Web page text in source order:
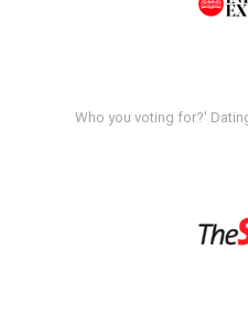
Who you voting for?'